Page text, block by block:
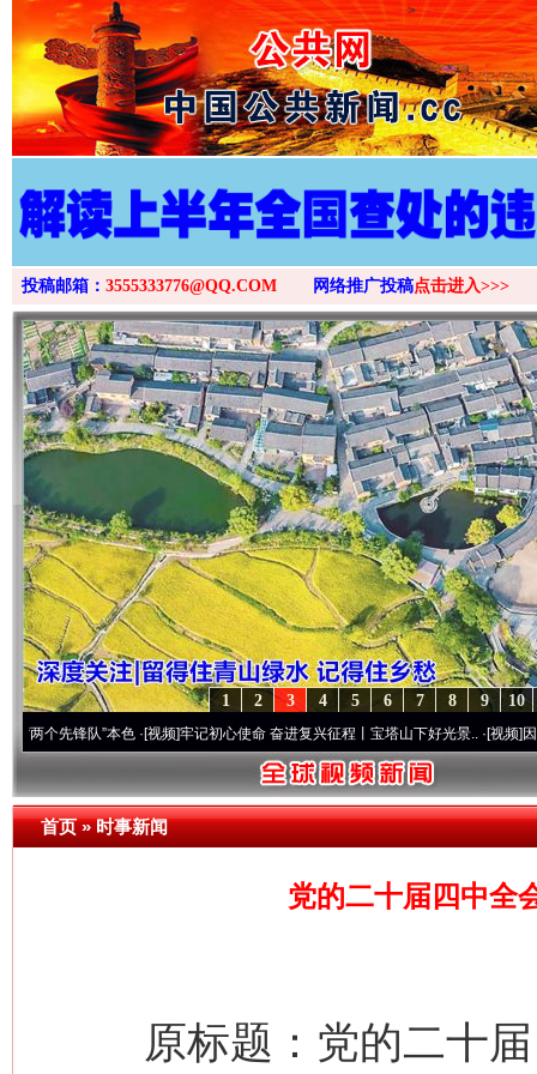
>
投稿邮箱： 3555333776@QQ.COM 网络推广投稿点击进入>>>
10
9
8
7
6
5
4
3
2
1
队”本色·[视频]牢记初心使命 奋进复兴征程丨宝塔山下好光景..·[视频]因党而生 为
首页»时事新闻
党的二十届四中全
原标题：党的二十届